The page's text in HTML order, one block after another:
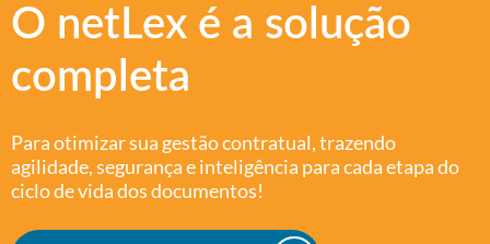
O netLex é a solução
completa
Para otimizar sua gestão contratual, trazendo
agilidade, segurança e inteligência para cada etapa do
ciclo de vida dos documentos!